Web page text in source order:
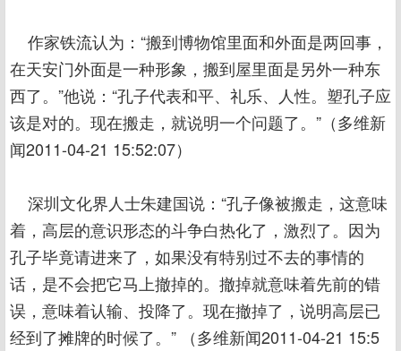
作家铁流认为：“搬到博物馆里面和外面是两回事，
在天安门外面是一种形象，搬到屋里面是另外一种东
西了。”他说：“孔子代表和平、礼乐、人性。塑孔子应
该是对的。现在搬走，就说明一个问题了。”（多维新
闻2011-04-21 15:52:07）
深圳文化界人士朱建国说：“孔子像被搬走，这意味
着，高层的意识形态的斗争白热化了，激烈了。因为
孔子毕竟请进来了，如果没有特别过不去的事情的
话，是不会把它马上撤掉的。撤掉就意味着先前的错
误，意味着认输、投降了。现在撤掉了，说明高层已
经到了摊牌的时候了。” （多维新闻2011-04-21 15:5